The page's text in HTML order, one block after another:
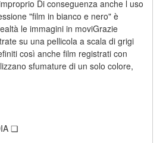
Di conseguenza anche l uso
"film in bianco e nero" è
le immagini in moviGrazie
su una pellicola a scala di grigi
così anche film registrati con
sfumature di un solo colore,
❏